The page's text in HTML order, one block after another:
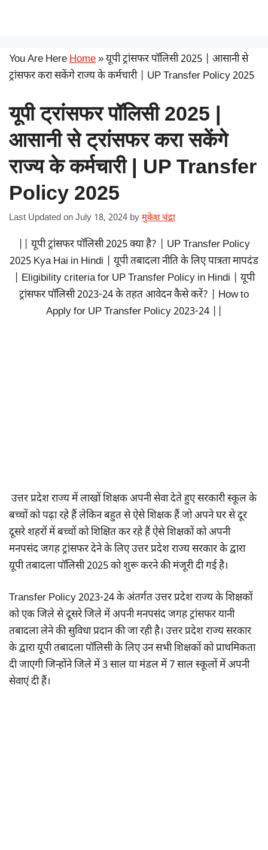
You Are HereHome»यूपी ट्रांसफर पॉलिसी 2025 | आसानी से
ट्रांसफर करा सकेंगे राज्य के कर्मचारी | UP Transfer Policy 2025
यूपी ट्रांसफर पॉलिसी 2025 |
आसानी से ट्रांसफर करा सकेंगे
राज्य के कर्मचारी | UP Transfer
Policy 2025
Last Updated on July 18, 2024 by मुकेश चंद्रा
|| यूपी ट्रांसफर पॉलिसी 2025 क्या है? | UP Transfer Policy
2025 Kya Hai in Hindi | यूपी तबादला नीति के लिए पात्रता मापदंड
| Eligibility criteria for UP Transfer Policy in Hindi | यूपी
ट्रांसफर पॉलिसी 2023-24 के तहत आवेदन कैसे करें? | How to
Apply for UP Transfer Policy 2023-24 ||
उत्तर प्रदेश राज्य में लाखों शिक्षक अपनी सेवा देते हुए सरकारी स्कूल के
बच्चों को पढ़ा रहे हैं लेकिन बहुत से ऐसे शिक्षक हैं जो अपने घर से दूर
दूसरे शहरों में बच्चों को शिक्षित कर रहे हैं ऐसे शिक्षकों को अपनी
मनपसंद जगह ट्रांसफर देने के लिए उत्तर प्रदेश राज्य सरकार के द्वारा
यूपी तबादला पॉलिसी 2025 को शुरू करने की मंजूरी दी गई है।
Transfer Policy 2023-24 के अंतर्गत उत्तर प्रदेश राज्य के शिक्षकों
को एक जिले से दूसरे जिले में अपनी मनपसंद जगह ट्रांसफर यानी
तबादला लेने की सुविधा प्रदान की जा रही है। उत्तर प्रदेश राज्य सरकार
के द्वारा यूपी तबादला पॉलिसी के लिए उन सभी शिक्षकों को प्राथमिकता
दी जाएगी जिन्होंने जिले में 3 साल या मंडल में 7 साल स्कूलों में अपनी
सेवाएं दी हैं।